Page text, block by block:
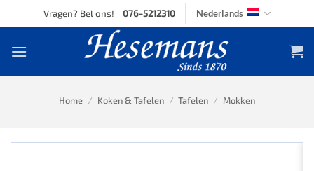
to
Vragen? Bel ons! 076-5212310 Nederlands
Home / Koken & Tafelen / Tafelen / Mokken